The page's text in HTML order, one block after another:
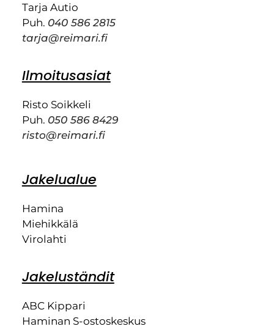
Tarja Autio
Puh. 040 586 2815
tarja@reimari.fi
Ilmoitusasiat
Risto Soikkeli
Puh. 050 586 8429
risto@reimari.fi
Jakelualue
Hamina
Miehikkälä
Virolahti
Jakeluständit
ABC Kippari
Haminan S-ostoskeskus